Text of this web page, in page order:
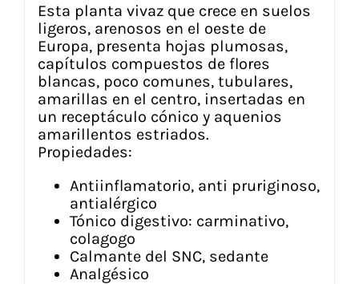
Esta planta vivaz que crece en suelos
ligeros, arenosos en el oeste de
Europa, presenta hojas plumosas,
capítulos compuestos de flores
blancas, poco comunes, tubulares,
amarillas en el centro, insertadas en
un receptáculo cónico y aquenios
amarillentos estriados.
Propiedades:
Antiinflamatorio, anti pruriginoso,
antialérgico
Tónico digestivo: carminativo,
colagogo
Calmante del SNC, sedante
Analgésico